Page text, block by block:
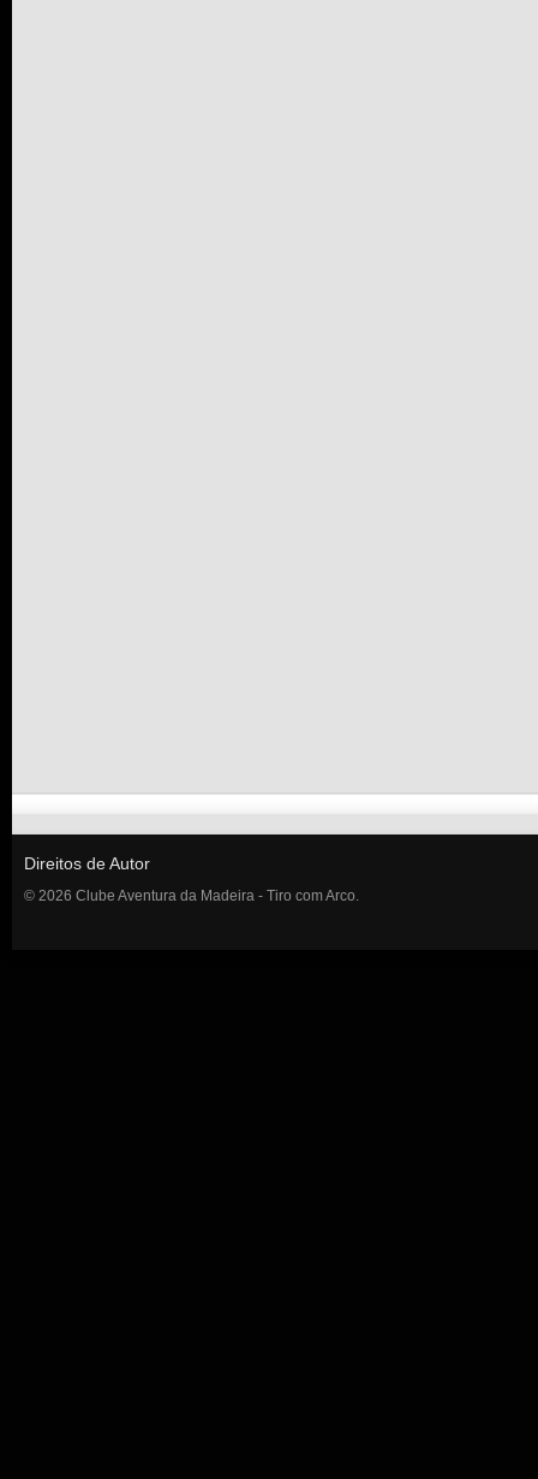
Direitos de Autor
© 2026 Clube Aventura da Madeira - Tiro com Arco.